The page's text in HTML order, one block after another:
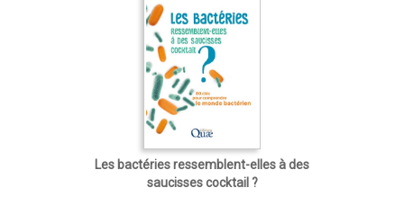
Les bactéries ressemblent-elles à des
saucisses cocktail ?